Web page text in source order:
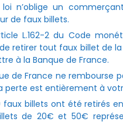
loi n’oblige un
de faux billets.
L.162-2 du Code
retirer tout faux billet de
à la Banque de France.
de France ne rembourse
perte est entièrement à
faux billets ont été retirés
de 20€ et 50€